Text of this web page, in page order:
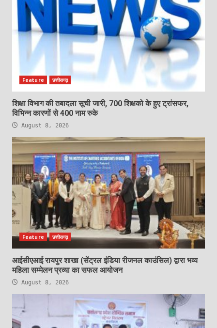
Feature छत्तीसगढ़
शिक्षा विभाग की तबादला सूची जारी, 700 शिक्षको के हुए ट्रांसफर,
विभिन्न कारणों से 400 नाम रुके
August 8, 2026
Feature छत्तीसगढ़
आईसीएआई रायपुर शाखा (सेंट्रल इंडिया रीजनल काउंसिल) द्वारा भव्य
महिला सम्मेलन प्रव्या का सफल आयोजन
August 8, 2026